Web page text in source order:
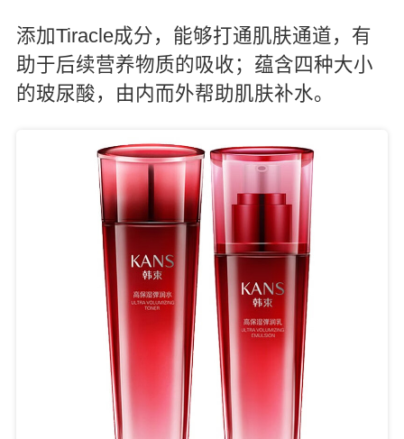
添加Tiracle成分，能够打通肌肤通道，有
助于后续营养物质的吸收；蕴含四种大小
的玻尿酸，由内而外帮助肌肤补水。